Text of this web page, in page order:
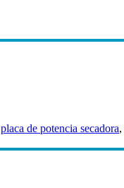
placa de potencia secadora,